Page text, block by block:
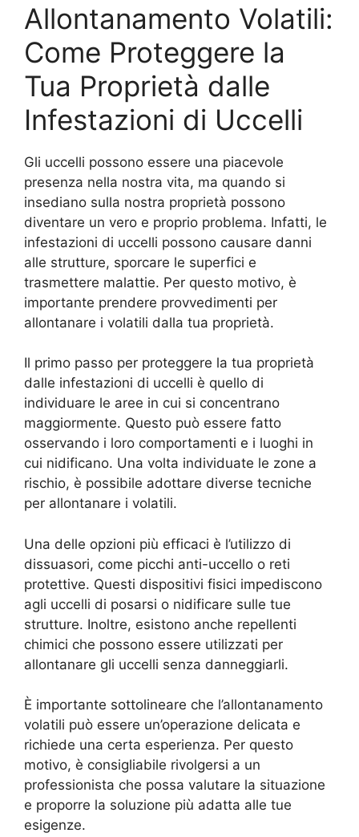
Allontanamento Volatili:
Come Proteggere la
Tua Proprietà dalle
Infestazioni di Uccelli
Gli uccelli possono essere una piacevole
presenza nella nostra vita, ma quando si
insediano sulla nostra proprietà possono
diventare un vero e proprio problema. Infatti, le
infestazioni di uccelli possono causare danni
alle strutture, sporcare le superfici e
trasmettere malattie. Per questo motivo, è
importante prendere provvedimenti per
allontanare i volatili dalla tua proprietà.
Il primo passo per proteggere la tua proprietà
dalle infestazioni di uccelli è quello di
individuare le aree in cui si concentrano
maggiormente. Questo può essere fatto
osservando i loro comportamenti e i luoghi in
cui nidificano. Una volta individuate le zone a
rischio, è possibile adottare diverse tecniche
per allontanare i volatili.
Una delle opzioni più efficaci è l’utilizzo di
dissuasori, come picchi anti-uccello o reti
protettive. Questi dispositivi fisici impediscono
agli uccelli di posarsi o nidificare sulle tue
strutture. Inoltre, esistono anche repellenti
chimici che possono essere utilizzati per
allontanare gli uccelli senza danneggiarli.
È importante sottolineare che l’allontanamento
volatili può essere un’operazione delicata e
richiede una certa esperienza. Per questo
motivo, è consigliabile rivolgersi a un
professionista che possa valutare la situazione
e proporre la soluzione più adatta alle tue
esigenze.